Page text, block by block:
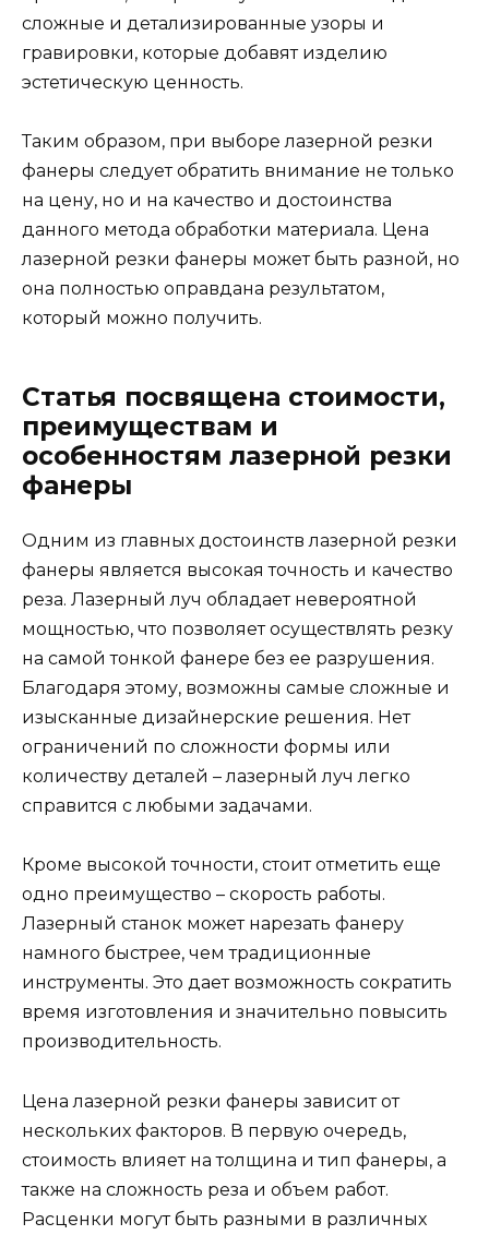
сложные и детализированные узоры и
гравировки, которые добавят изделию
эстетическую ценность.
Таким образом, при выборе лазерной резки
фанеры следует обратить внимание не только
на цену, но и на качество и достоинства
данного метода обработки материала. Цена
лазерной резки фанеры может быть разной, но
она полностью оправдана результатом,
который можно получить.
Статья посвящена стоимости,
преимуществам и
особенностям лазерной резки
фанеры
Одним из главных достоинств лазерной резки
фанеры является высокая точность и качество
реза. Лазерный луч обладает невероятной
мощностью, что позволяет осуществлять резку
на самой тонкой фанере без ее разрушения.
Благодаря этому, возможны самые сложные и
изысканные дизайнерские решения. Нет
ограничений по сложности формы или
количеству деталей – лазерный луч легко
справится с любыми задачами.
Кроме высокой точности, стоит отметить еще
одно преимущество – скорость работы.
Лазерный станок может нарезать фанеру
намного быстрее, чем традиционные
инструменты. Это дает возможность сократить
время изготовления и значительно повысить
производительность.
Цена лазерной резки фанеры зависит от
нескольких факторов. В первую очередь,
стоимость влияет на толщина и тип фанеры, а
также на сложность реза и объем работ.
Расценки могут быть разными в различных